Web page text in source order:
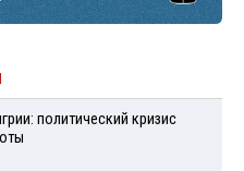
политический кризис